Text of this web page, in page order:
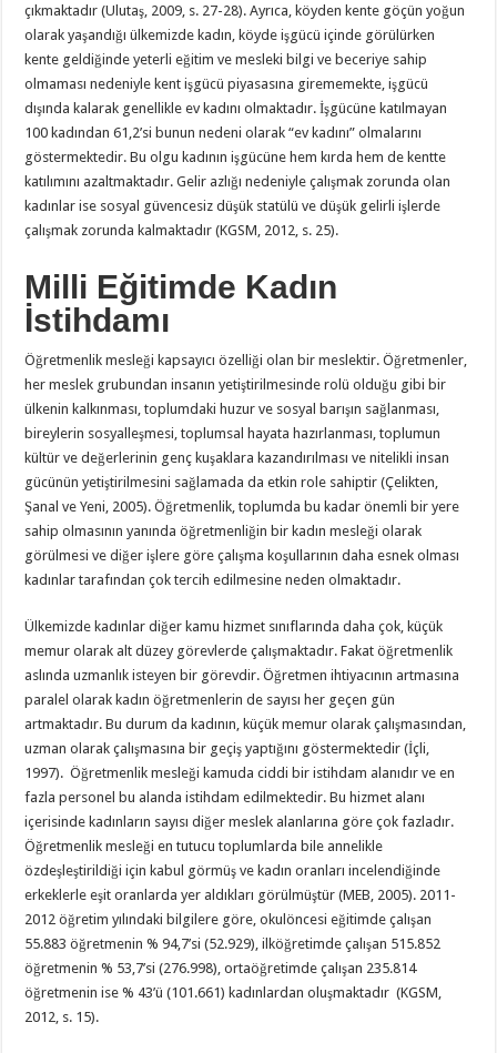
çıkmaktadır (Ulutaş, 2009, s. 27-28). Ayrıca, köyden kente göçün yoğun
olarak yaşandığı ülkemizde kadın, köyde işgücü içinde görülürken
kente geldiğinde yeterli eğitim ve mesleki bilgi ve beceriye sahip
olmaması nedeniyle kent işgücü piyasasına girememekte, işgücü
dışında kalarak genellikle ev kadını olmaktadır. İşgücüne katılmayan
100 kadından 61,2’si bunun nedeni olarak “ev kadını” olmalarını
göstermektedir. Bu olgu kadının işgücüne hem kırda hem de kentte
katılımını azaltmaktadır. Gelir azlığı nedeniyle çalışmak zorunda olan
kadınlar ise sosyal güvencesiz düşük statülü ve düşük gelirli işlerde
çalışmak zorunda kalmaktadır (KGSM, 2012, s. 25).
Milli Eğitimde Kadın
İstihdamı
Öğretmenlik mesleği kapsayıcı özelliği olan bir meslektir. Öğretmenler,
her meslek grubundan insanın yetiştirilmesinde rolü olduğu gibi bir
ülkenin kalkınması, toplumdaki huzur ve sosyal barışın sağlanması,
bireylerin sosyalleşmesi, toplumsal hayata hazırlanması, toplumun
kültür ve değerlerinin genç kuşaklara kazandırılması ve nitelikli insan
gücünün yetiştirilmesini sağlamada da etkin role sahiptir (Çelikten,
Şanal ve Yeni, 2005). Öğretmenlik, toplumda bu kadar önemli bir yere
sahip olmasının yanında öğretmenliğin bir kadın mesleği olarak
görülmesi ve diğer işlere göre çalışma koşullarının daha esnek olması
kadınlar tarafından çok tercih edilmesine neden olmaktadır.
Ülkemizde kadınlar diğer kamu hizmet sınıflarında daha çok, küçük
memur olarak alt düzey görevlerde çalışmaktadır. Fakat öğretmenlik
aslında uzmanlık isteyen bir görevdir. Öğretmen ihtiyacının artmasına
paralel olarak kadın öğretmenlerin de sayısı her geçen gün
artmaktadır. Bu durum da kadının, küçük memur olarak çalışmasından,
uzman olarak çalışmasına bir geçiş yaptığını göstermektedir (İçli,
1997). Öğretmenlik mesleği kamuda ciddi bir istihdam alanıdır ve en
fazla personel bu alanda istihdam edilmektedir. Bu hizmet alanı
içerisinde kadınların sayısı diğer meslek alanlarına göre çok fazladır.
Öğretmenlik mesleği en tutucu toplumlarda bile annelikle
özdeşleştirildiği için kabul görmüş ve kadın oranları incelendiğinde
erkeklerle eşit oranlarda yer aldıkları görülmüştür (MEB, 2005). 2011-
2012 öğretim yılındaki bilgilere göre, okulöncesi eğitimde çalışan
55.883 öğretmenin % 94,7’si (52.929), ilköğretimde çalışan 515.852
öğretmenin % 53,7’si (276.998), ortaöğretimde çalışan 235.814
öğretmenin ise % 43’ü (101.661) kadınlardan oluşmaktadır (KGSM,
2012, s. 15).